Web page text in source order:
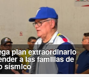
plan extraordinario
a las familias de
sísmico